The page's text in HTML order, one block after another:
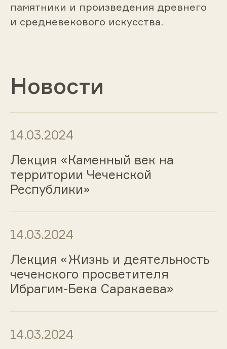
памятники и произведения древнего
и средневекового искусства.
Новости
14.03.2024
Лекция «Каменный век на
территории Чеченской
Республики»
14.03.2024
Лекция «Жизнь и деятельность
чеченского просветителя
Ибрагим-Бека Саракаева»
14.03.2024